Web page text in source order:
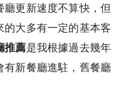
更新速度不算快，但
大多有一定的基本客
推薦是我根據過去幾年
有新餐廳進駐，舊餐廳